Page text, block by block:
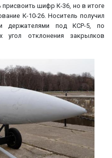
присвоить шифр К-36, но в итоге
К-10-26. Носитель получил
держателями под КСР-5, по
угол отклонения закрылков